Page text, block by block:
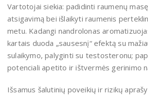
Vartotojai siekia: padidinti raumenų
atsigavimą bei išlaikyti raumenis
metu. Kadangi nandrolonas
kartais duoda „sausesnį“ efektą su
sulaikymo, palyginti su testosteronu;
potenciali apetito ir ištvermės gerinimo
Išsamus šalutinių poveikių ir rizikų